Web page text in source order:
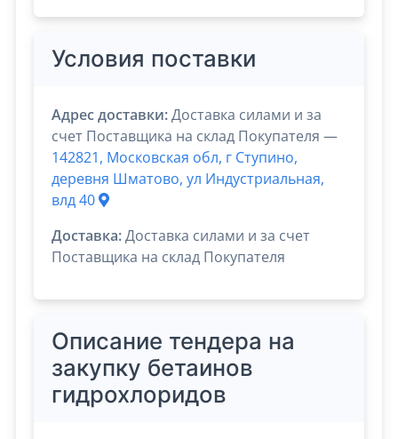
Условия поставки
Адрес доставки:Доставка силами и за
счет Поставщика на склад Покупателя —
142821, Московская обл, г Ступино,
деревня Шматово, ул Индустриальная,
влд 40
Доставка:Доставка силами и за счет
Поставщика на склад Покупателя
Описание тендера на
закупку бетаинов
гидрохлоридов